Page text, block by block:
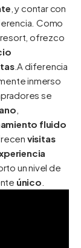
, y contar con
Como
ofrezco
.A diferencia
inmerso
se
fluido
visitas
un nivel de
único